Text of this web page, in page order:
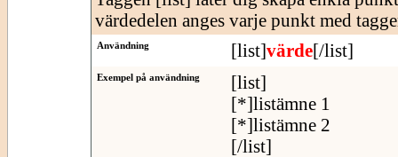
värdedelen anges varje punkt med
Användning [list]värde[/list]
Exempel på användning
[list]
[*]listämne 1
[*]listämne 2
[/list]